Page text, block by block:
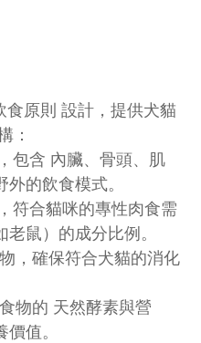
原則 設計，提供犬貓
：
包含 內臟、骨頭、肌
的飲食模式。
符合貓咪的專性肉食需
鼠）的成分比例。
，確保符合犬貓的消化
物的 天然酵素與營
值。